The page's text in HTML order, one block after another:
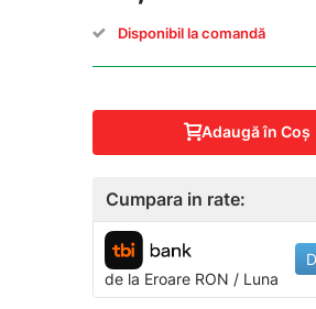
Disponibil la comandă
Adaugă în Coş
Cumpara in rate:
de la EroareRON / Luna